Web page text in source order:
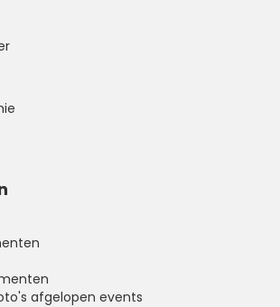
afgelopen events